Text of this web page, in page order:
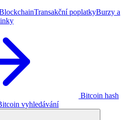
Transakční poplatkyBurzy a
Bitcoin hash
vyhledávání